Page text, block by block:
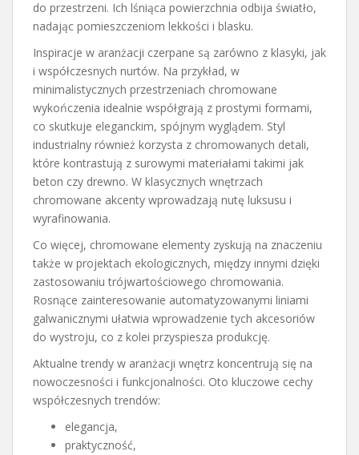
do przestrzeni. Ich lśniąca powierzchnia odbija światło,
nadając pomieszczeniom lekkości i blasku.
Inspiracje w aranżacji czerpane są zarówno z klasyki, jak
i współczesnych nurtów. Na przykład, w
minimalistycznych przestrzeniach chromowane
wykończenia idealnie współgrają z prostymi formami,
co skutkuje eleganckim, spójnym wyglądem. Styl
industrialny również korzysta z chromowanych detali,
które kontrastują z surowymi materiałami takimi jak
beton czy drewno. W klasycznych wnętrzach
chromowane akcenty wprowadzają nutę luksusu i
wyrafinowania.
Co więcej, chromowane elementy zyskują na znaczeniu
także w projektach ekologicznych, między innymi dzięki
zastosowaniu trójwartościowego chromowania.
Rosnące zainteresowanie automatyzowanymi liniami
galwanicznymi ułatwia wprowadzenie tych akcesoriów
do wystroju, co z kolei przyspiesza produkcję.
Aktualne trendy w aranżacji wnętrz koncentrują się na
nowoczesności i funkcjonalności. Oto kluczowe cechy
współczesnych trendów:
elegancja,
praktyczność,